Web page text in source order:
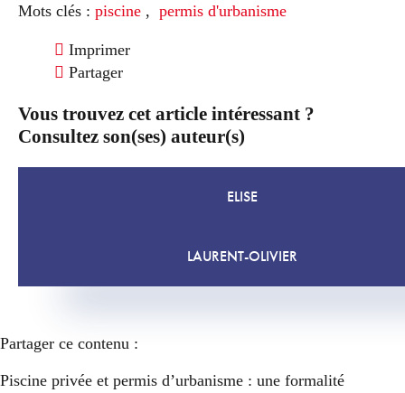
Mots clés : piscine , permis d'urbanisme
Imprimer
Partager
Vous trouvez cet article intéressant ?
Consultez son(ses) auteur(s)
ELISE
LAURENT-OLIVIER
Partager ce contenu :
Piscine privée et permis d’urbanisme : une formalité